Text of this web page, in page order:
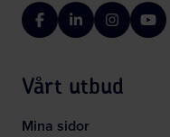
FacebookLinkedInInstagram
Vårt utbud
Mina sidor